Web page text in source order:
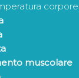
muscolare